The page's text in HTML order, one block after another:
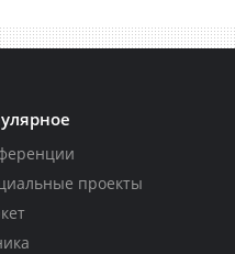
проекты